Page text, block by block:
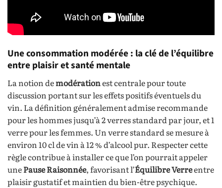
Une consommation modérée : la clé de l’équilibre
entre plaisir et santé mentale
La notion demodérationest centrale pour toute
discussion portant sur les effets positifs éventuels du
vin. La définition généralement admise recommande
pour les hommes jusqu’à 2 verres standard par jour, et 1
verre pour les femmes. Un verre standard se mesure à
environ 10 cl de vin à 12 % d’alcool pur. Respecter cette
règle contribue à installer ce que l’on pourrait appeler
unePause Raisonnée, favorisant l’Équilibre Verreentre
plaisir gustatif et maintien du bien-être psychique.